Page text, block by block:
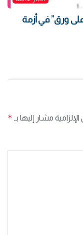
على ورق” في أزمة
مشار إليها بـ *